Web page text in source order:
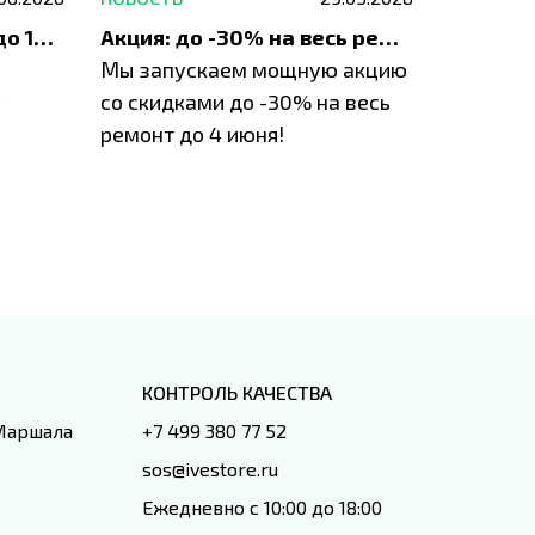
До 1200 ₽ на ремонт и до 1500 ₽ на покупку техники Apple
Акция: до -30% на весь ремонт техники Apple
Мы запускаем мощную акцию
со скидками до -30% на весь
ремонт до 4 июня!
КОНТРОЛЬ КАЧЕСТВА
+7 499 380 77 52
sos@ivestore.ru
Ежедневно с 10:00 до 18:00